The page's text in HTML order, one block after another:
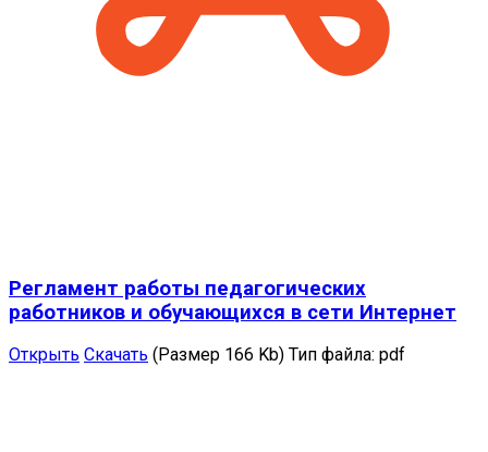
Регламент работы педагогических
работников и обучающихся в сети Интернет
Открыть Скачать (Размер 166 Kb) Тип файла: pdf